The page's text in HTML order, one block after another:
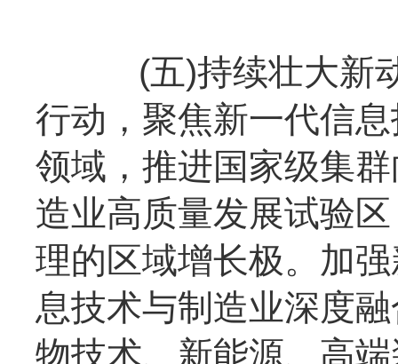
(五)持续壮大新动
行动，聚焦新一代信
领域，推进国家级集
造业高质量发展试验
理的区域增长极。加
息技术与制造业深度
物技术、新能源、高